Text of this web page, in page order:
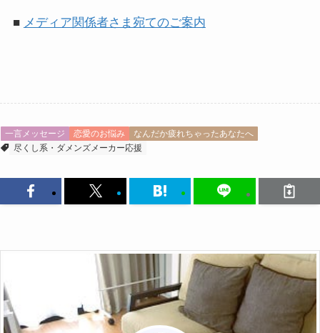
■ メディア関係者さま宛てのご案内
一言メッセージ 恋愛のお悩み
なんだか疲れちゃったあなたへ
尽くし系・ダメンズメーカー応援